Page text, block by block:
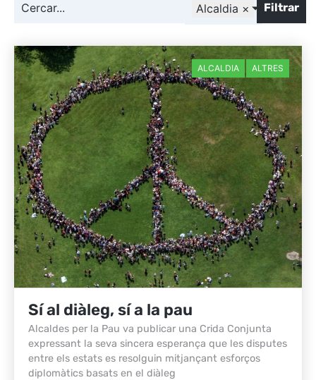
Alcaldia × Filtrar
ALCALDIA ALTRES
Sí al diàleg, sí a la pau
Alcaldes per la Pau va publicar una Crida Conjunta
expressant la seva sincera esperança que les disputes
entre els estats es resolguin mitjançant esforços
diplomàtics basats en el diàleg